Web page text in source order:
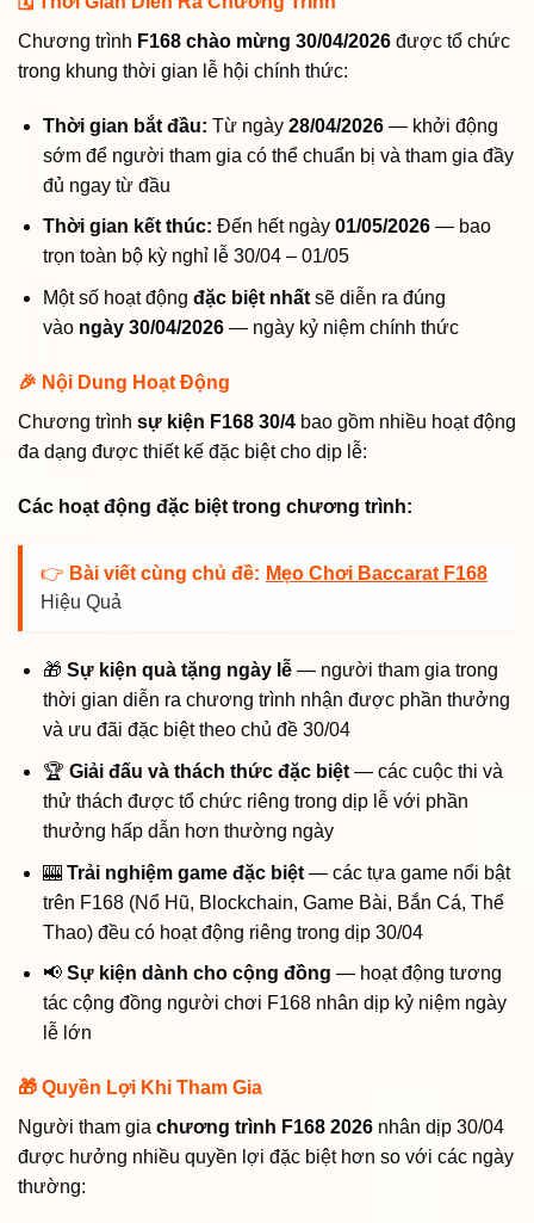
Chương trình F168 chào mừng 30/04/2026 được tổ chức
trong khung thời gian lễ hội chính thức:
Thời gian bắt đầu: Từ ngày 28/04/2026— khởi động
sớm để người tham gia có thể chuẩn bị và tham gia đầy
đủ ngay từ đầu
Thời gian kết thúc: Đến hết ngày 01/05/2026— bao
trọn toàn bộ kỳ nghỉ lễ 30/04 – 01/05
Một số hoạt động đặc biệt nhấtsẽ diễn ra đúng
vào ngày 30/04/2026— ngày kỷ niệm chính thức
🎉 Nội Dung Hoạt Động
Chương trình sự kiện F168 30/4 bao gồm nhiều hoạt động
đa dạng được thiết kế đặc biệt cho dịp lễ:
Các hoạt động đặc biệt trong chương trình:
👉 Bài viết cùng chủ đề: Mẹo Chơi Baccarat F168
Hiệu Quả
🎁 Sự kiện quà tặng ngày lễ— người tham gia trong
thời gian diễn ra chương trình nhận được phần thưởng
và ưu đãi đặc biệt theo chủ đề 30/04
🏆 Giải đấu và thách thức đặc biệt— các cuộc thi và
thử thách được tổ chức riêng trong dịp lễ với phần
thưởng hấp dẫn hơn thường ngày
🎰 Trải nghiệm game đặc biệt— các tựa game nổi bật
trên F168 (Nổ Hũ, Blockchain, Game Bài, Bắn Cá, Thể
Thao) đều có hoạt động riêng trong dịp 30/04
📢 Sự kiện dành cho cộng đồng — hoạt động tương
tác cộng đồng người chơi F168 nhân dịp kỷ niệm ngày
lễ lớn
🎁 Quyền Lợi Khi Tham Gia
Người tham gia chương trình F168 2026 nhân dịp 30/04
được hưởng nhiều quyền lợi đặc biệt hơn so với các ngày
thường: